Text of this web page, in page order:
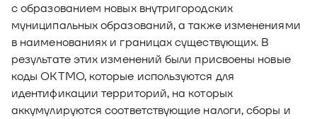
с образованием новых внутригородских
муниципальных образований, а также изменениями
в наименованиях и границах существующих. В
результате этих изменений были присвоены новые
коды ОКТМО, которые используются для
идентификации территорий, на которых
аккумулируются соответствующие налоги, сборы и